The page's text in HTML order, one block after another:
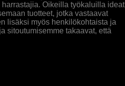
Oikeilla työkaluilla ideat
tuotteet, jotka vastaavat
lisäksi myös henkilökohtaista ja
sitoutumisemme takaavat, että